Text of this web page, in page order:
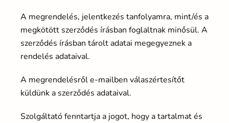
A megrendelés, jelentkezés tanfolyamra, mint/és a
megkötött szerződés írásban foglaltnak minősül. A
szerződés írásban tárolt adatai megegyeznek a
rendelés adataival.
A megrendelésről e-mailben válaszértesítőt
küldünk a szerződés adataival.
Szolgáltató fenntartja a jogot, hogy a tartalmat és